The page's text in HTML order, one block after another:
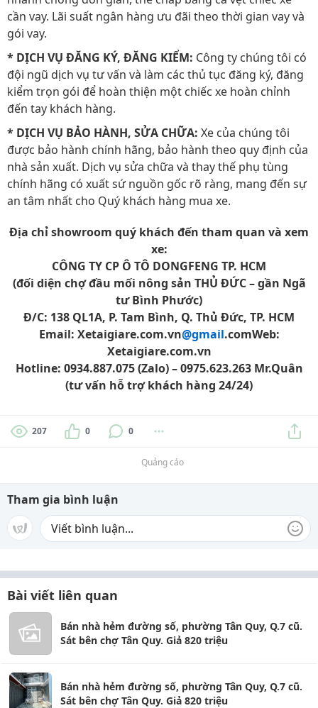
cần vay. Lãi suất ngân hàng ưu đãi theo thời gian vay và
gói vay.
* DỊCH VỤ ĐĂNG KÝ, ĐĂNG KIỂM: Công ty chúng tôi có
đội ngũ dịch vụ tư vấn và làm các thủ tục đăng ký, đăng
kiểm trọn gói để hoàn thiện một chiếc xe hoàn chỉnh
đến tay khách hàng.
* DỊCH VỤ BẢO HÀNH, SỬA CHỮA: Xe của chúng tôi
được bảo hành chính hãng, bảo hành theo quy định của
nhà sản xuất. Dịch vụ sửa chữa và thay thế phụ tùng
chính hãng có xuất sứ nguồn gốc rõ ràng, mang đến sự
an tâm nhất cho Quý khách hàng mua xe.
Địa chỉ showroom quý khách đến tham quan và xem
xe:
CÔNG TY CP Ô TÔ DONGFENG TP. HCM
(đối diện chợ đầu mối nông sản THỦ ĐỨC – gần Ngã
tư Bình Phước)
Đ/C: 138 QL1A, P. Tam Bình, Q. Thủ Đức, TP. HCM​
Email: Xetaigiare.com.vn@gmail.comWeb:
Xetaigiare.com.vn
Hotline: 0934.887.075 (Zalo) – 0975.623.263 Mr.Quân
(tư vấn hỗ trợ khách hàng 24/24)
207 0 0
Quảng cáo
Tham gia bình luận
Bài viết liên quan
Bán nhà hẻm đường số, phường Tân Quy, Q.7 cũ.
Sát bên chợ Tân Quy. Giả 820 triệu
Bán nhà hẻm đường số, phường Tân Quy, Q.7 cũ.
Sát bên chợ Tân Quy. Giả 820 triệu